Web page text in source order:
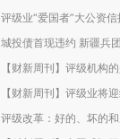
评级业“爱国者”大公资
城投债首现违约 新疆兵
【财新周刊】评级机构
【财新周刊】评级业将
评级改革：好的、坏的